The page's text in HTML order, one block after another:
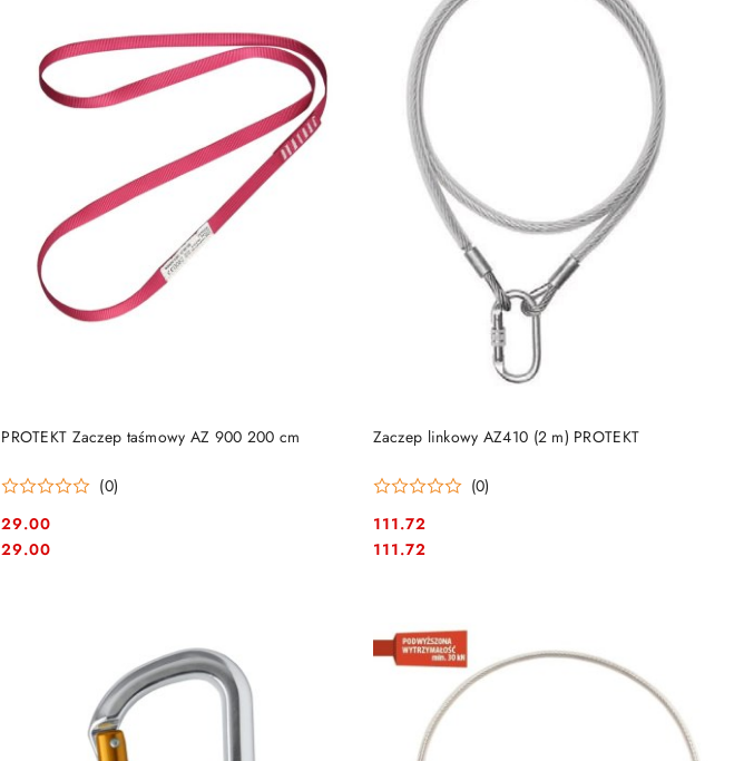
PROTEKT Zaczep taśmowy AZ 900 200 cm
(0)
Cena:
29.00
Cena:
29.00
DO KOSZYKA Zaczep linkowy AZ410 (2 m) PROTEKT
(0)
Cena:
111.72
Cena:
111.72
DO KOSZYKA